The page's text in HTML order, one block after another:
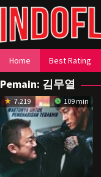
Home Best Rating
Pemain: 김무열
7.219 109 min